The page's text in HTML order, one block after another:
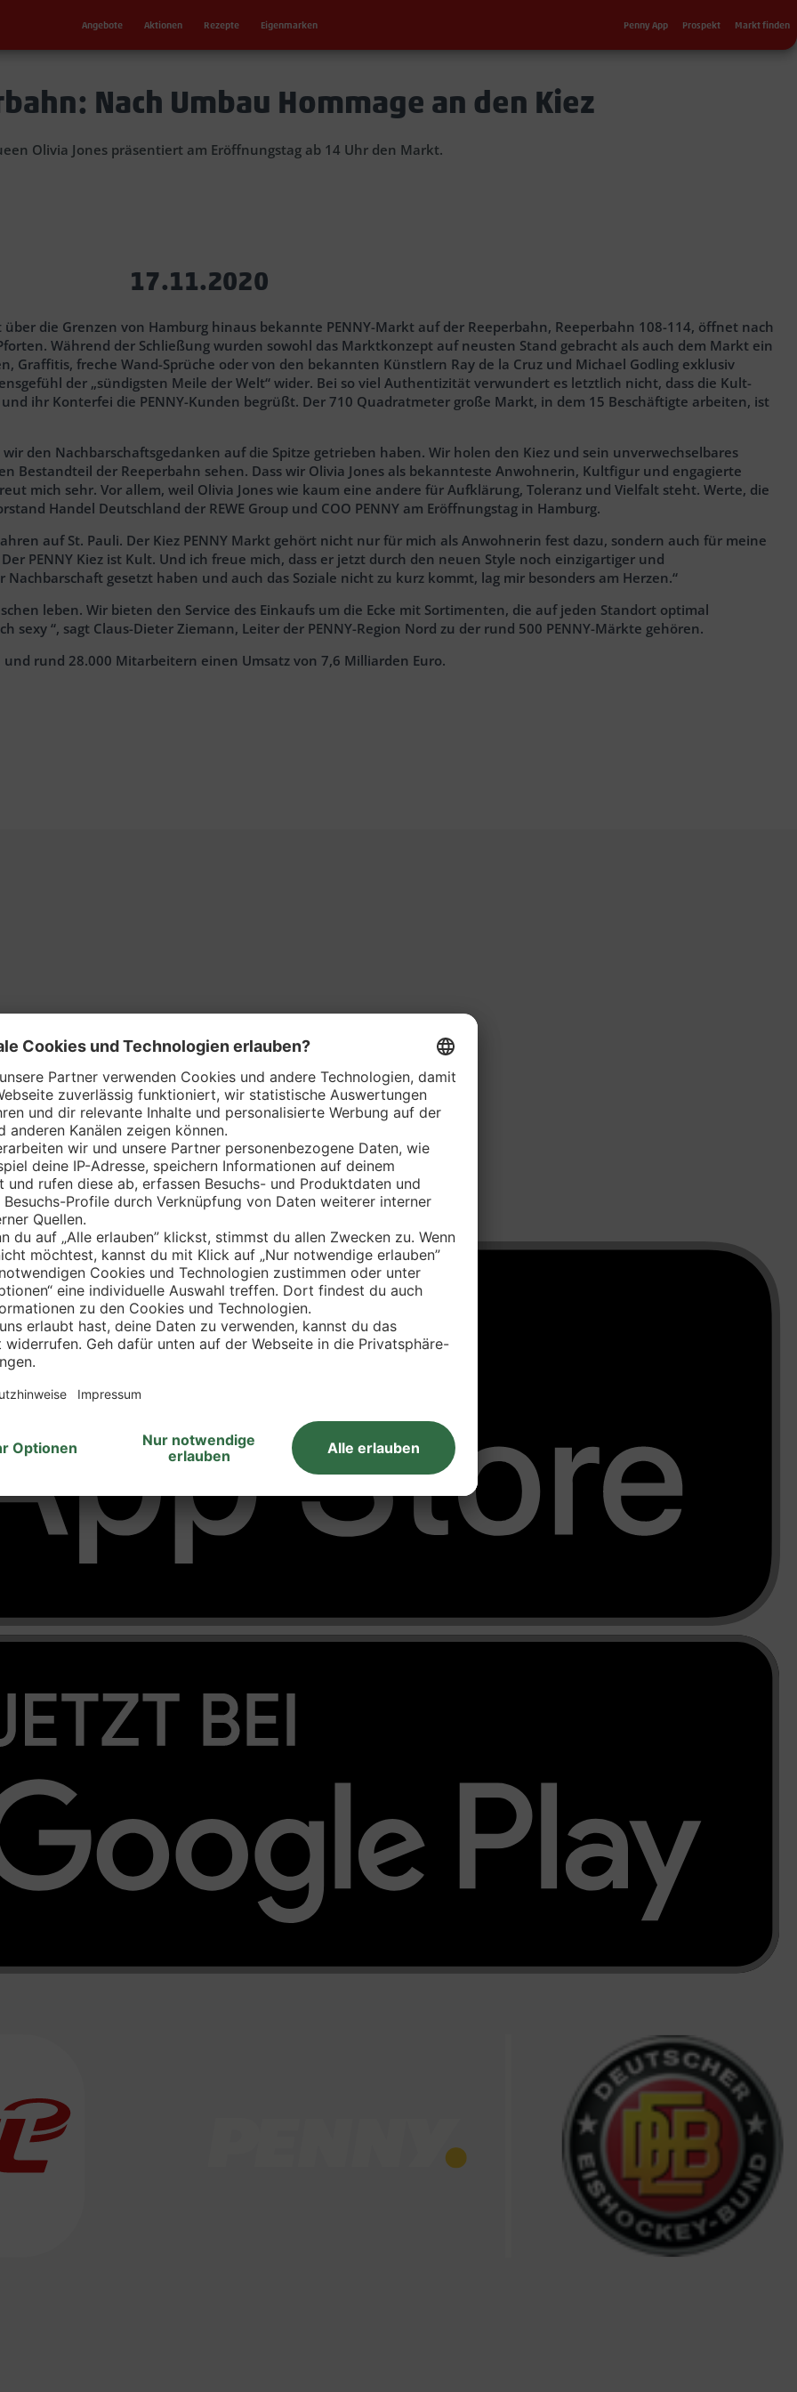
Angebote Aktionen Rezepte Eigenmarken Sekundärnavigation
Penny App Prospekt Markt finden
Nach Umbau Hommage an den Kiez
Olivia Jones präsentiert am Eröffnungstag ab 14 Uhr den Markt.
17.11.2020
über die Grenzen von Hamburg hinaus bekannte PENNY-Markt auf der Reeperbahn, Reeperbahn 108-114, öffnet nach
Während der Schließung wurden sowohl das Marktkonzept auf neusten Stand gebracht als auch dem Markt ein
Graffitis, freche Wand-Sprüche oder von den bekannten Künstlern Ray de la Cruz und Michael Godling exklusiv
der „sündigsten Meile der Welt“ wider. Bei so viel Authentizität verwundert es letztlich nicht, dass die Kult-
ihr Konterfei die PENNY-Kunden begrüßt. Der 710 Quadratmeter große Markt, in dem 15 Beschäftigte arbeiten, ist
den Nachbarschaftsgedanken auf die Spitze getrieben haben. Wir holen den Kiez und sein unverwechselbares
Bestandteil der Reeperbahn sehen. Dass wir Olivia Jones als bekannteste Anwohnerin, Kultfigur und engagierte
mich sehr. Vor allem, weil Olivia Jones wie kaum eine andere für Aufklärung, Toleranz und Vielfalt steht. Werte, die
Handel Deutschland der REWE Group und COO PENNY am Eröffnungstag in Hamburg.
auf St. Pauli. Der Kiez PENNY Markt gehört nicht nur für mich als Anwohnerin fest dazu, sondern auch für meine
PENNY Kiez ist Kult. Und ich freue mich, dass er jetzt durch den neuen Style noch einzigartiger und
gesetzt haben und auch das Soziale nicht zu kurz kommt, lag mir besonders am Herzen.“
leben. Wir bieten den Service des Einkaufs um die Ecke mit Sortimenten, die auf jeden Standort optimal
“, sagt Claus-Dieter Ziemann, Leiter der PENNY-Region Nord zu der rund 500 PENNY-Märkte gehören.
rund 28.000 Mitarbeitern einen Umsatz von 7,6 Milliarden Euro.